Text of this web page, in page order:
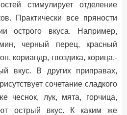
стимулирует отделение
Практически все пряности
острого вкуса. Например,
черный перец, красный
кориандр, гвоздика, корица,-
вкус. В других приправах,
сочетание сладкого
чеснок, лук, мята, горчица,
острый вкус. К каким же